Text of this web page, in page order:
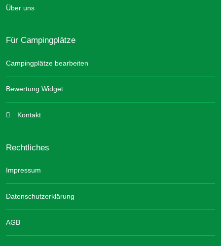
Über uns
Für Campingplätze
Campingplätze bearbeiten
Bewertung Widget
Kontakt
Rechtliches
Impressum
Datenschutzerklärung
AGB